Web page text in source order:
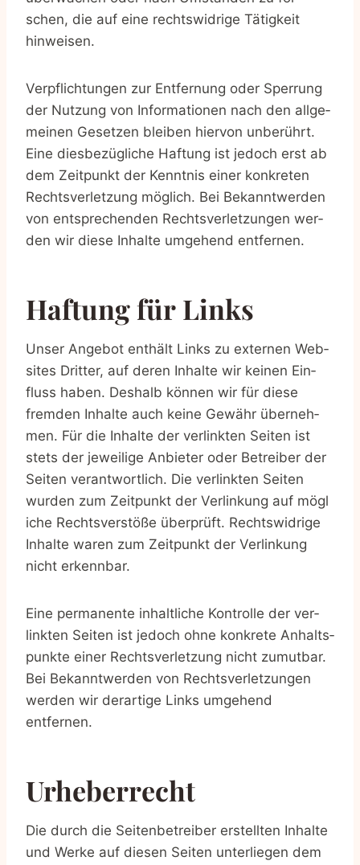
schen, die auf eine rechts­wid­ri­ge Tätig­keit
hinweisen.
Ver­pflich­tun­gen zur Ent­fer­nung oder Sper­rung
der Nut­zung von Infor­ma­tio­nen nach den all­ge­
mei­nen Geset­zen blei­ben hier­von unbe­rührt.
Eine dies­be­züg­li­che Haf­tung ist jedoch erst ab
dem Zeit­punkt der Kennt­nis einer kon­kre­ten
Rechts­ver­let­zung mög­lich. Bei Bekannt­wer­den
von ent­spre­chen­den Rechts­ver­let­zun­gen wer­
den wir die­se Inhal­te umge­hend entfernen.
Haf­tung für Links
Unser Ange­bot ent­hält Links zu exter­nen Web­
sites Drit­ter, auf deren Inhal­te wir kei­nen Ein­
fluss haben. Des­halb kön­nen wir für die­se
frem­den Inhal­te auch kei­ne Gewähr über­neh­
men. Für die Inhal­te der ver­link­ten Sei­ten ist
stets der jewei­li­ge Anbie­ter oder Betrei­ber der
Sei­ten ver­ant­wort­lich. Die ver­link­ten Sei­ten
wur­den zum Zeit­punkt der Ver­lin­kung auf mög­l
i­che Rechts­ver­stö­ße über­prüft. Rechts­wid­ri­ge
Inhal­te waren zum Zeit­punkt der Ver­lin­kung
nicht erkennbar.
Eine per­ma­nen­te inhalt­li­che Kon­trol­le der ver­
link­ten Sei­ten ist jedoch ohne kon­kre­te Anhalts­
punk­te einer Rechts­ver­let­zung nicht zumut­bar.
Bei Bekannt­wer­den von Rechts­ver­let­zun­gen
wer­den wir der­ar­ti­ge Links umge­hend
entfernen.
Urhe­ber­recht
Die durch die Sei­ten­be­trei­ber erstell­ten Inhal­te
und Wer­ke auf die­sen Sei­ten unter­lie­gen dem